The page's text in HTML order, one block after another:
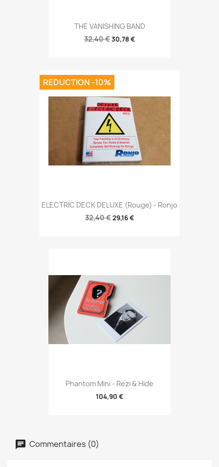
THE VANISHING BAND
32,40 €30,78 €
ELECTRIC DECK DELUXE (Rouge) - Ronjo
32,40 €29,16 €
REDUCTION -10%
Phantom Mini - Rezi & Hide
104,90 €
Commentaires (0)